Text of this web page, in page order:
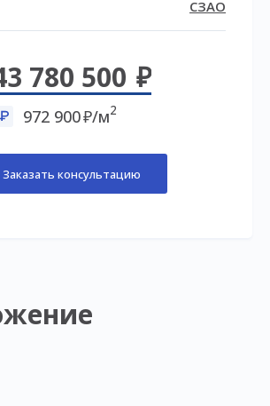
СЗАО
780 500
972 900 /м2
Заказать консультацию